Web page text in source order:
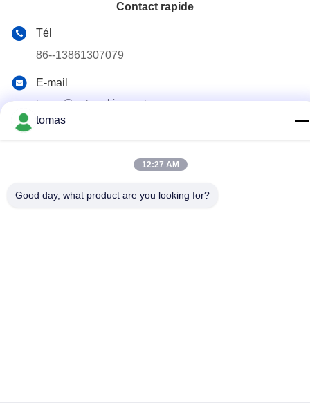
Contact rapide
Tél
86--13861307079
E-mail
tomas@smtmachine-parts.com
Adresse
de Suzhou Suzhou, Jiangsu, 215127, Chine
Politique de confidentialité| Plan du site
tomas
12:27 AM
Good day, what product are you looking for?